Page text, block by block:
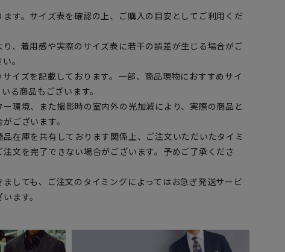
す。サイズ表を確認の上、ご購入の目安としてご利用くだ
、着用感や実際のサイズ表に若干の誤差が生じる場合がご
。
イズを記載しております。一部、商品現物におすすめサイ
る商品もございます。
環境、また撮影時の室内外の光加減により、実際の商品と
ございます。
在庫を共有しております関係上、ご注文いただいたタイミ
文を完了できない場合がございます。予めご了承くださ
しても、ご注文のタイミングによってはお急ぎ発送サービ
ます。